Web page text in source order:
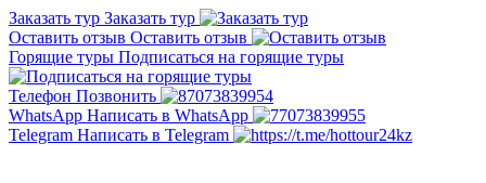
Заказать тур Заказать тур
Оставить отзыв Оставить отзыв
Горящие туры Подписаться на горящие туры
Телефон Позвонить
WhatsApp Написать в WhatsApp
Telegram Написать в Telegram